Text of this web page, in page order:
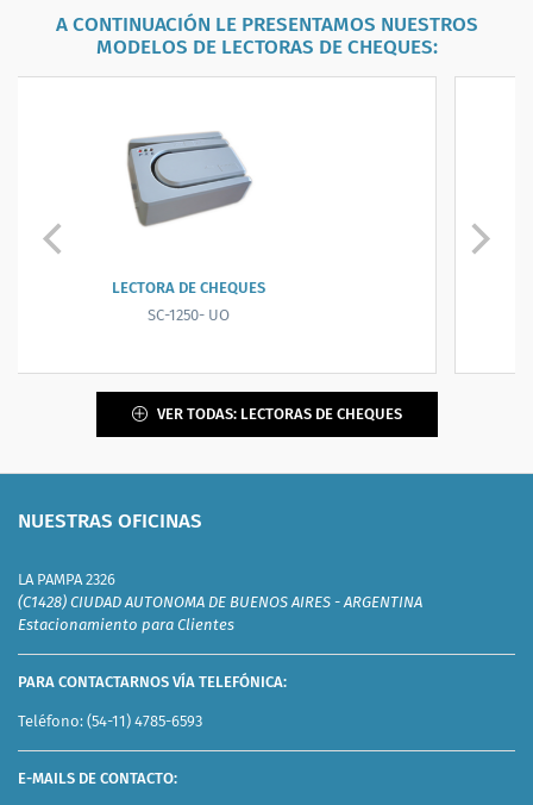
A CONTINUACIÓN LE PRESENTAMOS NUESTROS
MODELOS DE LECTORAS DE CHEQUES:
LECTORA, SCANNER, ENDOSADORA DE CHEQUES ...
CHEXPRESS CX30
VER TODAS: LECTORAS DE CHEQUES
NUESTRAS OFICINAS
LA PAMPA 2326
(C1428) CIUDAD AUTONOMA DE BUENOS AIRES - ARGENTINA
Estacionamiento para Clientes
PARA CONTACTARNOS VÍA TELEFÓNICA:
Teléfono:(54-11) 4785-6593
E-MAILS DE CONTACTO: